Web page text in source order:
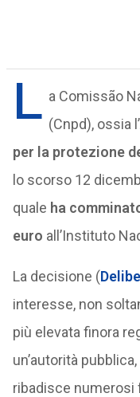
L a Comissão
(Cnpd), ossia l’
per la protezione
lo scorso 12
quale ha
euro all’Instituto
La decisione (
interesse, non
più elevata finora
un’autorità
ribadisce numerosi